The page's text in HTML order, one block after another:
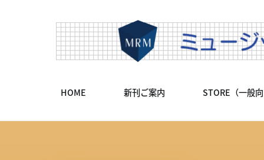
HOME 新刊ご案内 STORE（一般